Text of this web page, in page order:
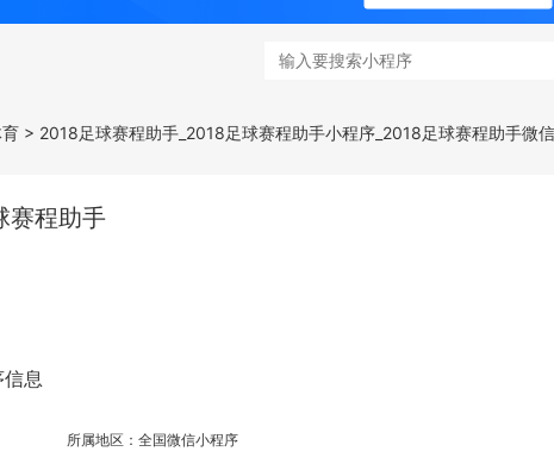
> 2018足球赛程助手_2018足球赛程助手小程序_2018足球赛程助手微
赛程助手
息
所属地区：全国微信小程序